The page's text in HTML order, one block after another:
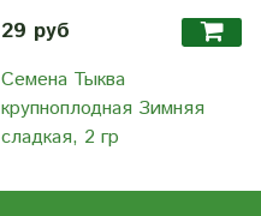
29 руб
Семена Тыква
крупноплодная Зимняя
сладкая, 2 гр